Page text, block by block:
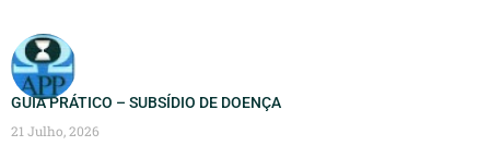
GUIA PRÁTICO – SUBSÍDIO DE DOENÇA
21 Julho, 2026